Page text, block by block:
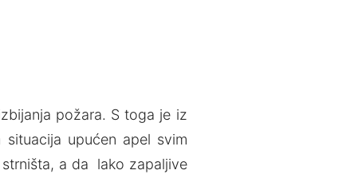
požara. S toga je iz
upućen apel svim
a da lako zapalјive